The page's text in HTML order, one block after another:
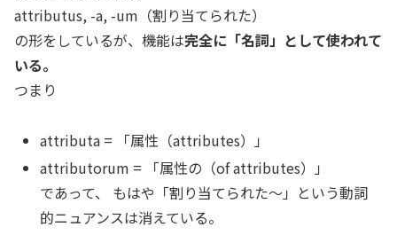
attributus, -a, -um（割り当てられた）
の形をしているが、機能は完全に「名詞」として使われて
いる。
つまり
attributa = 「属性（attributes）」
attributorum = 「属性の（of attributes）」
であって、 もはや「割り当てられた〜」という動詞
的ニュアンスは消えている。